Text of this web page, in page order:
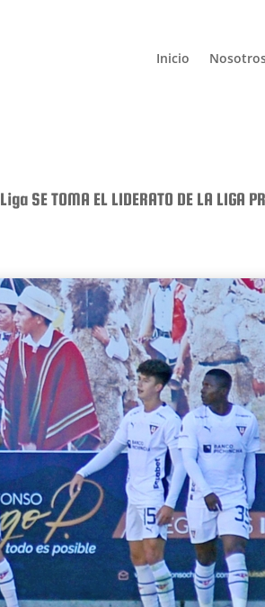
Inicio
Liga SE TOMA EL LIDERATO DE LA